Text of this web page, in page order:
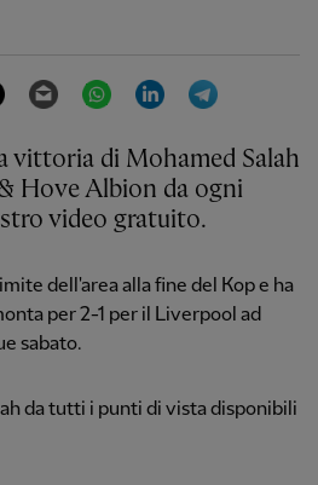
Twitter Email WhatsAppLinkedIn
vittoria di Mohamed Salah
Hove Albion da ogni
video gratuito.
dell'area alla fine del Kop e ha
per 2-1 per il Liverpool ad
sabato.
da tutti i punti di vista disponibili